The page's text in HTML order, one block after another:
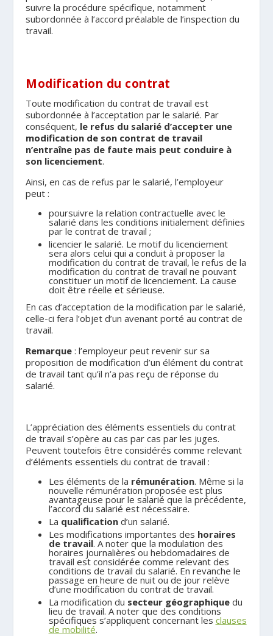
suivre la procédure spécifique, notamment
subordonnée à l’accord préalable de l’inspection du
travail.
Modification du contrat
Toute modification du contrat de travail est
subordonnée à l’acceptation par le salarié. Par
conséquent, le refus du salarié d’accepter une
modification de son contrat de travail
n’entraîne pas de faute mais peut conduire à
son licenciement.
Ainsi, en cas de refus par le salarié, l’employeur
peut :
poursuivre la relation contractuelle avec le
salarié dans les conditions initialement définies
par le contrat de travail ;
licencier le salarié. Le motif du licenciement
sera alors celui qui a conduit à proposer la
modification du contrat de travail, le refus de la
modification du contrat de travail ne pouvant
constituer un motif de licenciement. La cause
doit être réelle et sérieuse.
En cas d’acceptation de la modification par le salarié,
celle-ci fera l’objet d’un avenant porté au contrat de
travail.
Remarque : l’employeur peut revenir sur sa
proposition de modification d’un élément du contrat
de travail tant qu’il n’a pas reçu de réponse du
salarié.
L’appréciation des éléments essentiels du contrat
de travail s’opère au cas par cas par les juges.
Peuvent toutefois être considérés comme relevant
d’éléments essentiels du contrat de travail :
Les éléments de la rémunération. Même si la
nouvelle rémunération proposée est plus
avantageuse pour le salarié que la précédente,
l’accord du salarié est nécessaire.
La qualificationd’un salarié.
Les modifications importantes des horaires
de travail. A noter que la modulation des
horaires journalières ou hebdomadaires de
travail est considérée comme relevant des
conditions de travail du salarié. En revanche le
passage en heure de nuit ou de jour relève
d’une modification du contrat de travail.
La modification du secteur géographiquedu
lieu de travail. A noter que des conditions
spécifiques s’appliquent concernant les clauses
de mobilité.